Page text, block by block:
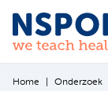
Ga naar
Home
Onderzoek